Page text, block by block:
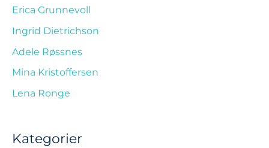
Erica Grunnevoll
Ingrid Dietrichson
Adele Røssnes
Mina Kristoffersen
Lena Ronge
Kategorier